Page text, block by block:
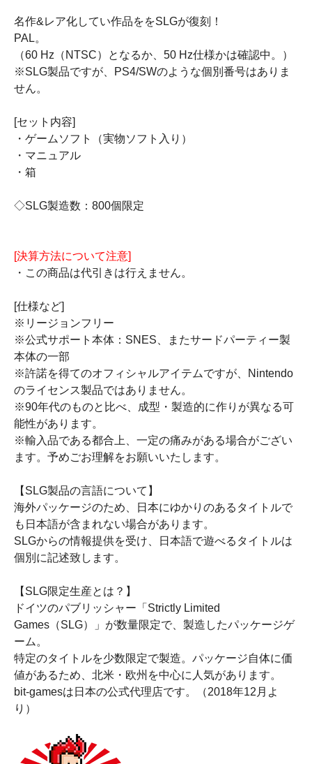
名作&レア化してい作品ををSLGが復刻！
PAL。
（60 Hz（NTSC）となるか、50 Hz仕様かは確認中。）
※SLG製品ですが、PS4/SWのような個別番号はありま
せん。
[セット内容]
・ゲームソフト（実物ソフト入り）
・マニュアル
・箱
◇SLG製造数：800個限定
[決算方法について注意]
・この商品は代引きは行えません。
[仕様など]
※リージョンフリー
※公式サポート本体：SNES、またサードパーティー製
本体の一部
※許諾を得てのオフィシャルアイテムですが、Nintendo
のライセンス製品ではありません。
※90年代のものと比べ、成型・製造的に作りが異なる可
能性があります。
※輸入品である都合上、一定の痛みがある場合がござい
ます。予めごお理解をお願いいたします。
【SLG製品の言語について】
海外パッケージのため、日本にゆかりのあるタイトルで
も日本語が含まれない場合があります。
SLGからの情報提供を受け、日本語で遊べるタイトルは
個別に記述致します。
【SLG限定生産とは？】
ドイツのパブリッシャー「Strictly Limited
Games（SLG）」が数量限定で、製造したパッケージゲ
ーム。
特定のタイトルを少数限定で製造。パッケージ自体に価
値があるため、北米・欧州を中心に人気があります。
bit-gamesは日本の公式代理店です。（2018年12月よ
り）